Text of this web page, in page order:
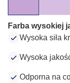
Farba wysokiej
Wysoka siła
Wysoka
Odporna na